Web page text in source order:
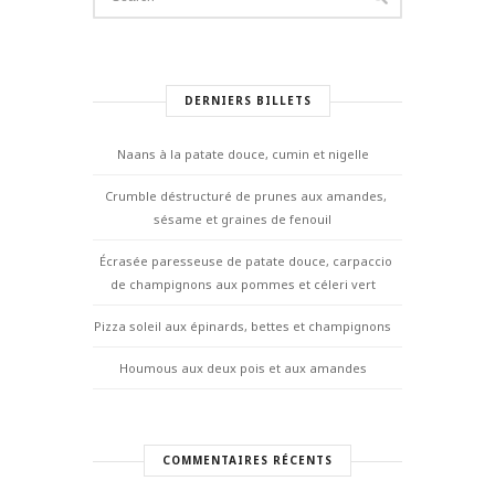
DERNIERS BILLETS
Naans à la patate douce, cumin et nigelle
Crumble déstructuré de prunes aux amandes,
sésame et graines de fenouil
Écrasée paresseuse de patate douce, carpaccio
de champignons aux pommes et céleri vert
Pizza soleil aux épinards, bettes et champignons
Houmous aux deux pois et aux amandes
COMMENTAIRES RÉCENTS